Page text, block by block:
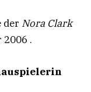
der Nora Clark
.